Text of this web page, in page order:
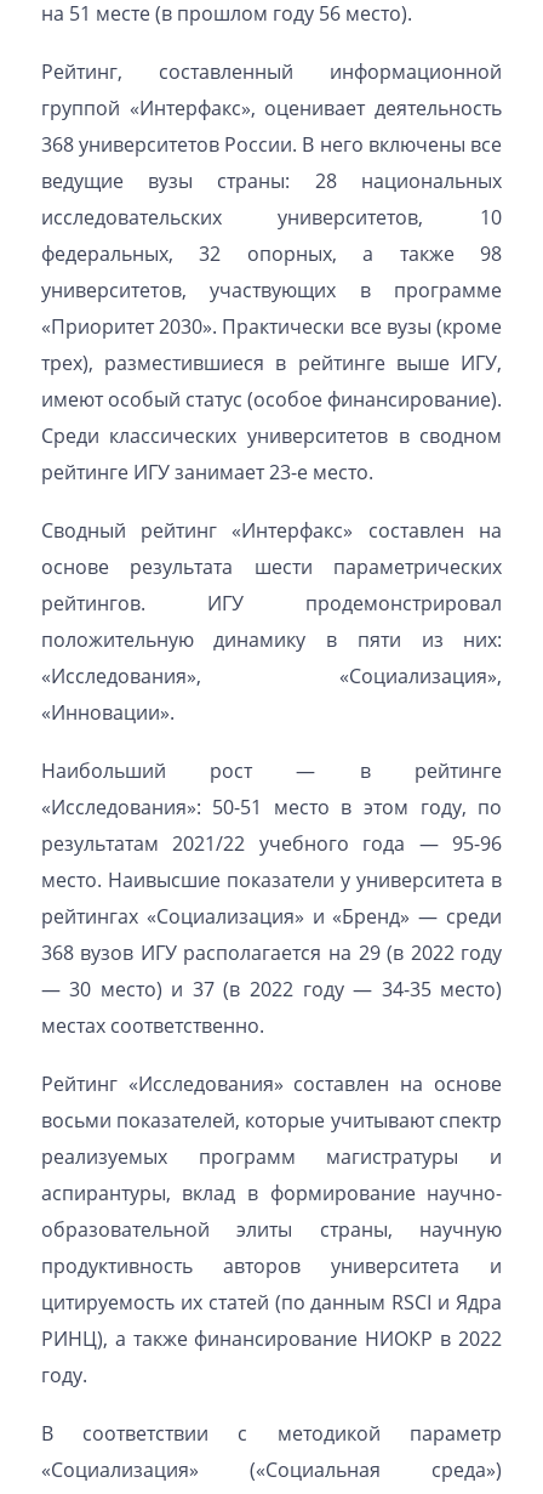
на 51 месте (в прошлом году 56 место).
Рейтинг, составленный информационной
группой «Интерфакс», оценивает деятельность
368 университетов России. В него включены все
ведущие вузы страны: 28 национальных
исследовательских университетов, 10
федеральных, 32 опорных, а также 98
университетов, участвующих в программе
«Приоритет 2030». Практически все вузы (кроме
трех), разместившиеся в рейтинге выше ИГУ,
имеют особый статус (особое финансирование).
Среди классических университетов в сводном
рейтинге ИГУ занимает 23-е место.
Сводный рейтинг «Интерфакс» составлен на
основе результата шести параметрических
рейтингов. ИГУ продемонстрировал
положительную динамику в пяти из них:
«Исследования», «Социализация»,
«Инновации».
Наибольший рост — в рейтинге
«Исследования»: 50-51 место в этом году, по
результатам 2021/22 учебного года — 95-96
место. Наивысшие показатели у университета в
рейтингах «Социализация» и «Бренд» — среди
368 вузов ИГУ располагается на 29 (в 2022 году
— 30 место) и 37 (в 2022 году — 34-35 место)
местах соответственно.
Рейтинг «Исследования» составлен на основе
восьми показателей, которые учитывают спектр
реализуемых программ магистратуры и
аспирантуры, вклад в формирование научно-
образовательной элиты страны, научную
продуктивность авторов университета и
цитируемость их статей (по данным RSCI и Ядра
РИНЦ), а также финансирование НИОКР в 2022
году.
В соответствии с методикой параметр
«Социализация» («Социальная среда»)